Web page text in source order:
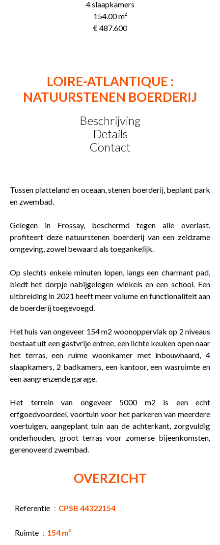
4 slaapkamers
154.00m²
€ 487.600
LOIRE-ATLANTIQUE :
NATUURSTENEN BOERDERIJ
Beschrijving
Details
Contact
Tussen platteland en oceaan, stenen boerderij, beplant park
en zwembad.
Gelegen in Frossay, beschermd tegen alle overlast,
profiteert deze natuurstenen boerderij van een zeldzame
omgeving, zowel bewaard als toegankelijk.
Op slechts enkele minuten lopen, langs een charmant pad,
biedt het dorpje nabijgelegen winkels en een school. Een
uitbreiding in 2021 heeft meer volume en functionaliteit aan
de boerderij toegevoegd.
Het huis van ongeveer 154 m2 woonoppervlak op 2 niveaus
bestaat uit een gastvrije entree, een lichte keuken open naar
het terras, een ruime woonkamer met inbouwhaard, 4
slaapkamers, 2 badkamers, een kantoor, een wasruimte en
een aangrenzende garage.
Het terrein van ongeveer 5000 m2 is een echt
erfgoedvoordeel, voortuin voor het parkeren van meerdere
voertuigen, aangeplant tuin aan de achterkant, zorgvuldig
onderhouden, groot terras voor zomerse bijeenkomsten,
gerenoveerd zwembad.
OVERZICHT
Referentie CPSB 44322154
Ruimte 154 m²